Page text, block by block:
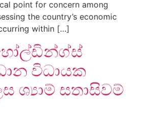
point for concern among
the country’s economic
within […]
විධායක
ශ්‍යාම් සතාසිවම්